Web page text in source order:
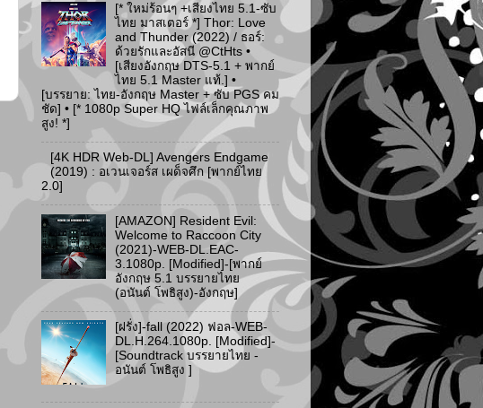
[* ใหม่ร้อนๆ +เสียงไทย 5.1-ซับ
ไทย มาสเตอร์ *] Thor: Love
and Thunder (2022) / ธอร์:
ด้วยรักและอัสนี @CtHts •
[เสียงอังกฤษ DTS-5.1 + พากย์
ไทย 5.1 Master แท้.] •
[บรรยาย: ไทย-อังกฤษ Master + ซับ PGS คม
ชัด] • [* 1080p Super HQ ไฟล์เล็กคุณภาพ
สูง! *]
[4K HDR Web-DL] Avengers Endgame
(2019) : อเวนเจอร์ส เผด็จศึก [พากย์ไทย
2.0]
[AMAZON] Resident Evil:
Welcome to Raccoon City
(2021)-WEB-DL.EAC-
3.1080p. [Modified]-[พากย์
อังกฤษ 5.1 บรรยายไทย
(อนันต์ โพธิสูง)-อังกฤษ]
[ฝรั่ง]-fall (2022) ฟอล-WEB-
DL.H.264.1080p. [Modified]-
[Soundtrack บรรยายไทย -
อนันต์ โพธิสูง ]